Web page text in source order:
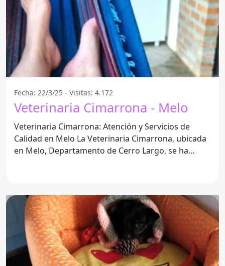
Fecha: 22/3/25 - Visitas: 4.172
Veterinaria Cimarrona - Melo
Veterinaria Cimarrona: Atención y Servicios de
Calidad en Melo La Veterinaria Cimarrona, ubicada
en Melo, Departamento de Cerro Largo, se ha